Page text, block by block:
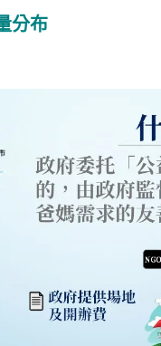
分布